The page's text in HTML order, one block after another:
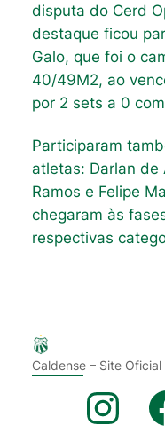
disputa do Cerd
destaque ficou
Galo, que foi o
40/49M2, ao
por 2 sets a 0
Participaram
atletas: Darlan de
Ramos e Felipe
chegaram às
respectivas
Caldense – Site Oficial
Instagram